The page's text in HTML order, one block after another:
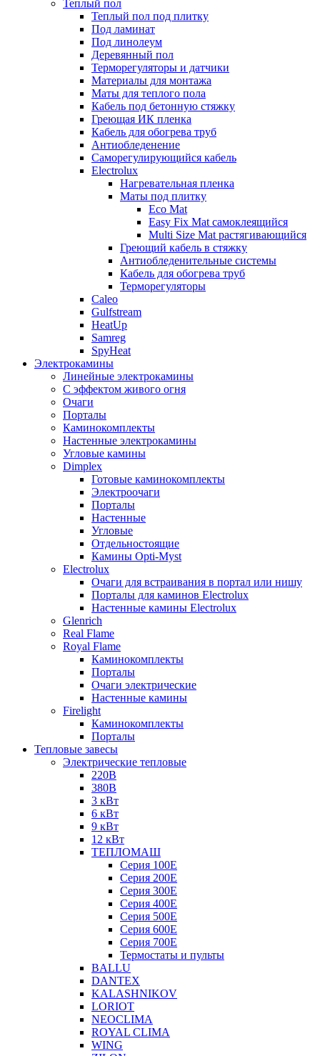
Теплый пол
Теплый пол под плитку
Под ламинат
Под линолеум
Деревянный пол
Терморегуляторы и датчики
Материалы для монтажа
Маты для теплого пола
Кабель под бетонную стяжку
Греющая ИК пленка
Кабель для обогрева труб
Антиобледенение
Саморегулирующийся кабель
Electrolux
Нагревательная пленка
Маты под плитку
Eco Mat
Easy Fix Mat самоклеящийся
Multi Size Mat растягивающийся
Греющий кабель в стяжку
Антиобледенительные системы
Кабель для обогрева труб
Терморегуляторы
Caleo
Gulfstream
HeatUp
Samreg
SpyHeat
Электрокамины
Линейные электрокамины
С эффектом живого огня
Очаги
Порталы
Каминокомплекты
Настенные электрокамины
Угловые камины
Dimplex
Готовые каминокомплекты
Электроочаги
Порталы
Настенные
Угловые
Отдельностоящие
Камины Opti-Myst
Electrolux
Очаги для встраивания в портал или нишу
Порталы для каминов Electrolux
Настенные камины Electrolux
Glenrich
Rеal Flame
Royal Flame
Каминокомплекты
Порталы
Очаги электрические
Настенные камины
Firelight
Каминокомплекты
Порталы
Тепловые завесы
Электрические тепловые
220В
380В
3 кВт
6 кВт
9 кВт
12 кВт
ТЕПЛОМАШ
Серия 100E
Серия 200E
Серия 300E
Серия 400E
Серия 500E
Серия 600E
Серия 700E
Термостаты и пульты
BALLU
DANTEX
KALASHNIKOV
LORIOT
NEOCLIMA
ROYAL CLIMA
WING